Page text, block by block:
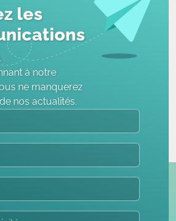
les
à notre
ne manquerez
nos actualités.